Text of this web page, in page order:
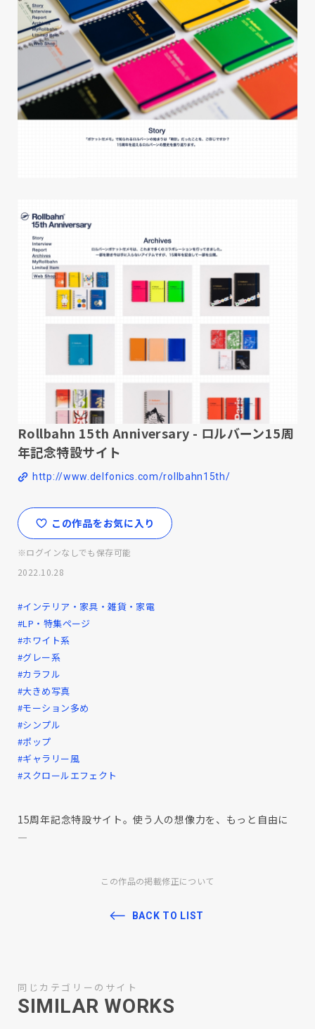
Rollbahn 15th Anniversary - ロルバーン15周
年記念特設サイト
http://www.delfonics.com/rollbahn15th/
この作品をお気に入り
※ログインなしでも保存可能
2022.10.28
#インテリア・家具・雑貨・家電
#LP・特集ページ
#ホワイト系
#グレー系
#カラフル
#大きめ写真
#モーション多め
#シンプル
#ポップ
#ギャラリー風
#スクロールエフェクト
15周年記念特設サイト。使う人の想像力を、もっと自由に
―
この作品の掲載修正について
BACK TO LIST
同じカテゴリーのサイト
SIMILAR WORKS